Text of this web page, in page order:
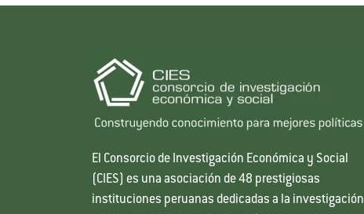
El Consorcio de Investigación Económica y Social
(CIES) es una asociación de 48 prestigiosas
instituciones peruanas dedicadas a la investigación